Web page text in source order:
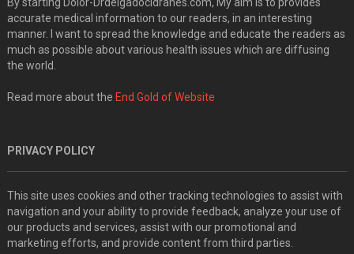
accurate medical information to our readers, in an interesting
manner. I want to spread the knowledge and educate the readers as
much as possible about various health issues which are diffusing
the world.
Read more about the End Gold of Website
PRIVACY POLICY
This site uses cookies and other tracking technologies to assist with
navigation and your ability to provide feedback, analyze your use of
our products and services, assist with our promotional and
marketing efforts, and provide content from third parties.